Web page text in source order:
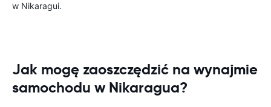
w Nikaragui.
Jak mogę zaoszczędzić na wynajmie
samochodu w Nikaragua?